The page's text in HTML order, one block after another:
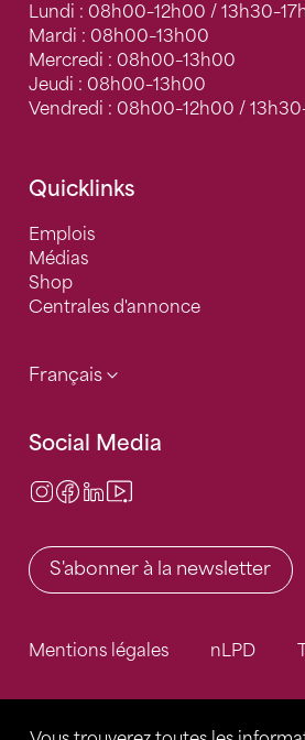
Lundi : 08h00–12h00 /
Mardi : 08h00–13h00
Mercredi : 08h00–13h00
Jeudi : 08h00–13h00
Vendredi : 08h00–12h00 /
Quicklinks
Emplois
Médias
Shop
Centrales d'annonce
Français
Social Media
Instagram
Facebook
LinkedIn
S'abonner à la newsletter
Mentions légales nLPD